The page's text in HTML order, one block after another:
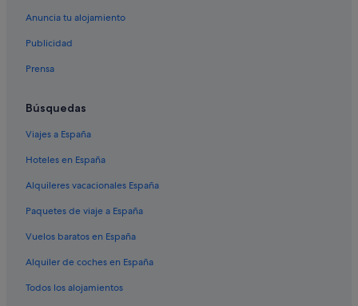
Hoteles con todo incluido en Playa Paraíso
H10 Hoteles en Armeñime
Callao Salvaje hoteles
Iberostar hoteles en Callao Salvaje
Anuncia tu alojamiento
Publicidad
Prensa
Búsquedas
Viajes a España
Hoteles en España
Alquileres vacacionales España
Paquetes de viaje a España
Vuelos baratos en España
Alquiler de coches en España
Todos los alojamientos